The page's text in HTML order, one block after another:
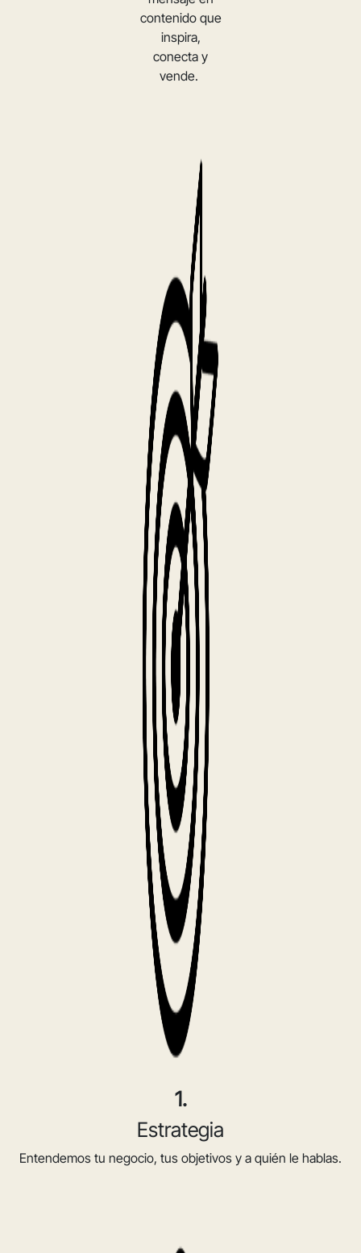
contenido que
inspira,
conecta y
vende.
1.
Estrategia
Entendemos tu negocio, tus objetivos y a quién le hablas.